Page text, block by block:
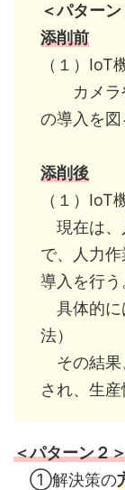
＜パター
添削前
（１）IoT
カメラや
の導入を図
添削後
（１）IoT
現在は、
で、人力
導入を行う
具体的に
法）
その結果
され、生産
＜パターン２
①解決策の